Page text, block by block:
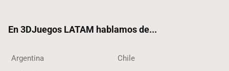
En 3DJuegos LATAM hablamos de...
Argentina Chile